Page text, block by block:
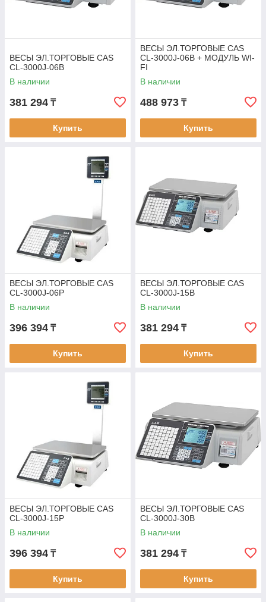
ВЕСЫ ЭЛ.ТОРГОВЫЕ CAS
CL-3000J-06B
В наличии
381 294 ₸
Купить
ВЕСЫ ЭЛ.ТОРГОВЫЕ CAS
CL-3000J-06B + МОДУЛЬ WI-
FI
В наличии
488 973 ₸
Купить
ВЕСЫ ЭЛ.ТОРГОВЫЕ CAS
CL-3000J-06P
В наличии
396 394 ₸
Купить
ВЕСЫ ЭЛ.ТОРГОВЫЕ CAS
CL-3000J-15B
В наличии
381 294 ₸
Купить
ВЕСЫ ЭЛ.ТОРГОВЫЕ CAS
CL-3000J-15P
В наличии
396 394 ₸
Купить
ВЕСЫ ЭЛ.ТОРГОВЫЕ CAS
CL-3000J-30B
В наличии
381 294 ₸
Купить